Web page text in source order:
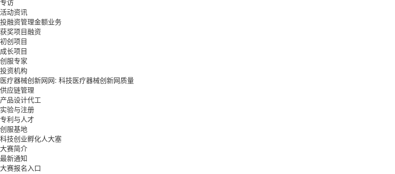
专访
活动资讯
投融资管理金额业务
获奖项目融资
初创项目
成长项目
创服专家
投资机构
医疗器械创新网网: 科技医疗器械创新网质量
供应链管理
产品设计代工
实验与注册
专利与人才
创服基地
科技创业孵化人大塞
大赛简介
最新通知
大赛报名入口